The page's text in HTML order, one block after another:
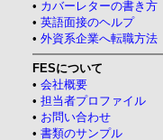
• カバーレターの書き方
• 英語面接のヘルプ
• 外資系企業へ転職方法
FESについて
• 会社概要
• 担当者プロファイル
• お問い合わせ
• 書類のサンプル